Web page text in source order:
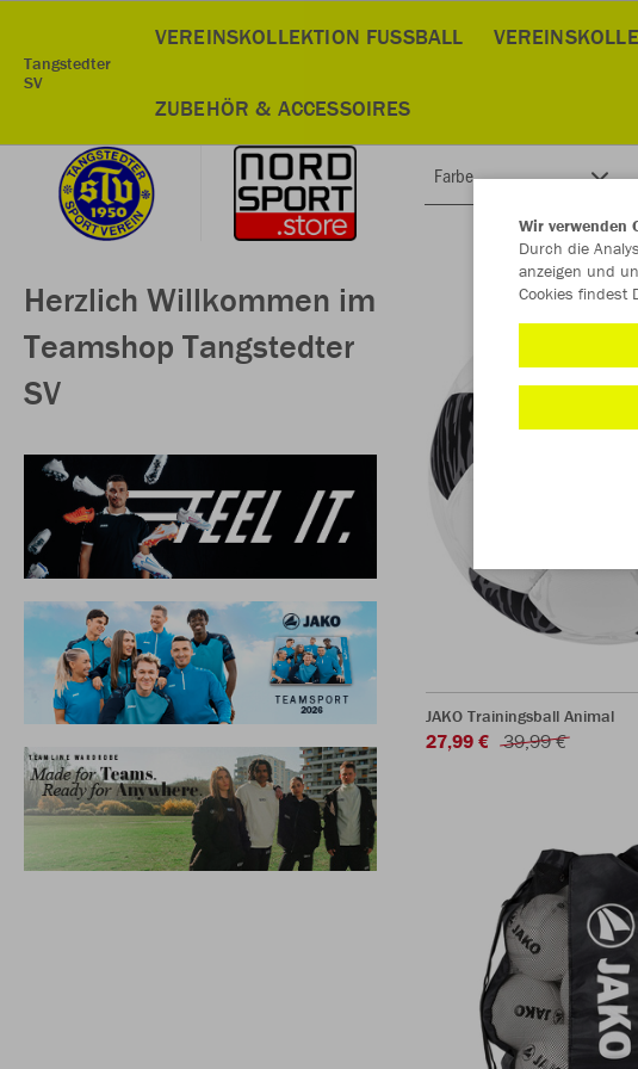
Tangstedter
SV
VEREINSKOLLEKTION FUSSBALL
ZUBEHÖR & ACCESSOIRES
Herzlich Willkommen im
Teamshop Tangstedter
SV
Farbe
JAKO Trainingsball Animal
27,99 € 39,99 €
Wir verwenden
Durch die
anzeigen und
Cookies findest